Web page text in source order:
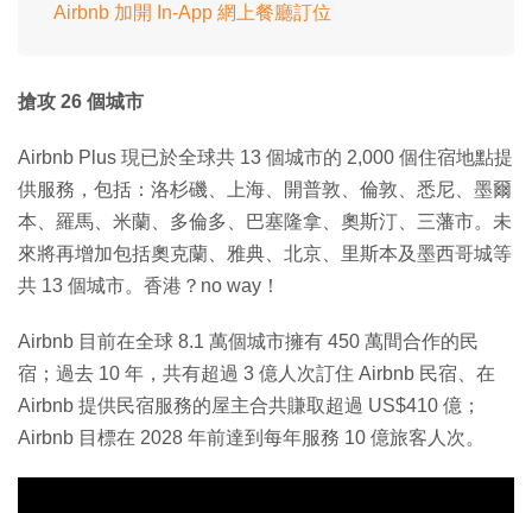
Airbnb 加開 In-App 網上餐廳訂位
搶攻 26 個城市
Airbnb Plus 現已於全球共 13 個城市的 2,000 個住宿地點提
供服務，包括：洛杉磯、上海、開普敦、倫敦、悉尼、墨爾
本、羅馬、米蘭、多倫多、巴塞隆拿、奧斯汀、三藩市。未
來將再增加包括奧克蘭、雅典、北京、里斯本及墨西哥城等
共 13 個城市。香港？no way！
Airbnb 目前在全球 8.1 萬個城市擁有 450 萬間合作的民
宿；過去 10 年，共有超過 3 億人次訂住 Airbnb 民宿、在
Airbnb 提供民宿服務的屋主合共賺取超過 US$410 億；
Airbnb 目標在 2028 年前達到每年服務 10 億旅客人次。